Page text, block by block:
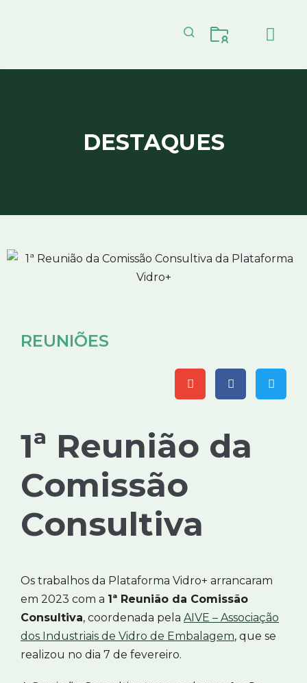
DESTAQUES
REUNIÕES
1ª Reunião da
Comissão
Consultiva
Os trabalhos da Plataforma Vidro+ arrancaram
em 2023 com a 1ª Reunião da Comissão
Consultiva, coordenada pela AIVE – Associação
dos Industriais de Vidro de Embalagem, que se
realizou no dia 7 de fevereiro.